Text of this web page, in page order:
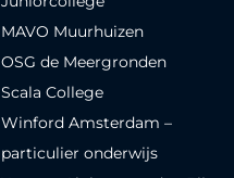
MAVO Muurhuizen
OSG de Meergronden
Scala College
Winford Amsterdam –
particulier onderwijs